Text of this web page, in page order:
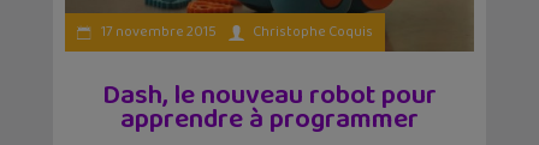
17 novembre 2015 Christophe Coquis
Dash, le nouveau robot pour
apprendre à programmer